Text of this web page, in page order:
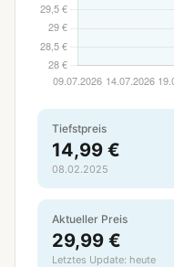
Tiefstpreis
14,99 €
08.02.2025
Aktueller Preis
29,99 €
Letztes Update: heute